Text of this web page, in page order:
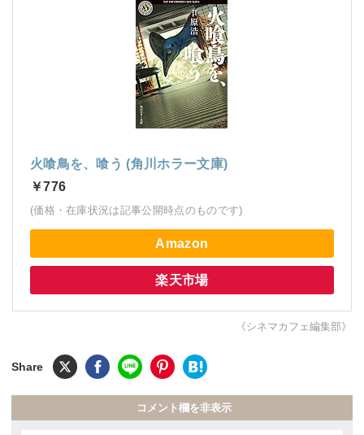
火喰鳥を、喰う (角川ホラー文庫)
￥776
(価格・在庫状況は記事公開時点のものです)
Amazon
楽天市場
《シネマカフェ編集部》
コメント欄を非表示